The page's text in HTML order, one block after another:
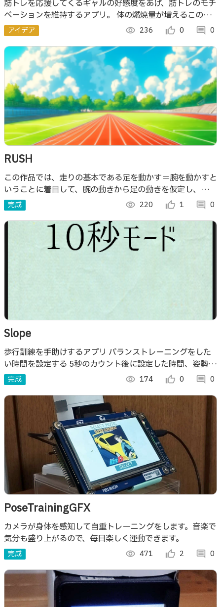
筋トレを応援してくるギャルの好感度をあげ、筋トレのモチ
ベ－ションを維持するアプリ。 体の燃焼量が増えるこのあ
きの季節に、空き時間を利用して、あきらめず、筋トレを続
けたい人に向けて作りました。
アイデア visibility 236 thumb_up_alt 0 comment 0
RUSH
この作品では、走りの基本である足を動かす＝腕を動かすと
いうことに着目して、腕の動きから足の動きを仮定し、仮想
の速さを導き出すことができるアプリです。
完成 visibility 220 thumb_up_alt 1 comment 0
Slope
歩行訓練を手助けするアプリ バランストレーニングをした
い時間を設定する 5秒のカウント後に設定した時間、姿勢を
維持する 体が傾くと音が鳴る 計測が終わると結果画面の表
示 履歴で過去の記録を確認できる
完成 visibility 174 thumb_up_alt 0 comment 0
PoseTrainingGFX
カメラが身体を感知して自重トレーニングをします。音楽で
気分も盛り上がるので、毎日楽しく運動できます。
完成 visibility 471 thumb_up_alt 2 comment 0